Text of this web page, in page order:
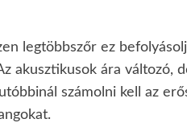
legtöbbszőr ez
akusztikusok ára változó,
számolni kell az